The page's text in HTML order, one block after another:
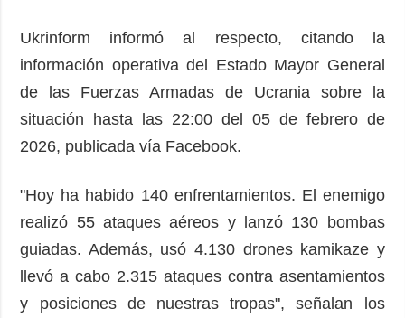
Ukrinform informó al respecto, citando la
información operativa del Estado Mayor General
de las Fuerzas Armadas de Ucrania sobre la
situación hasta las 22:00 del 05 de febrero de
2026, publicada vía Facebook.
"Hoy ha habido 140 enfrentamientos. El enemigo
realizó 55 ataques aéreos y lanzó 130 bombas
guiadas. Además, usó 4.130 drones kamikaze y
llevó a cabo 2.315 ataques contra asentamientos
y posiciones de nuestras tropas", señalan los